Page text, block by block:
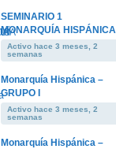
SEMINARIO 1
MONARQUÍA HISPÁNICA
Activo hace 3 meses, 2
semanas
Monarquía Hispánica –
GRUPO I
Activo hace 3 meses, 2
semanas
Monarquía Hispánica –